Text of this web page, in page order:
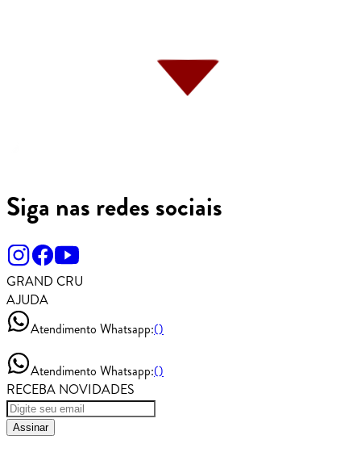
Siga nas redes sociais
GRAND CRU
AJUDA
Atendimento Whatsapp:()
Atendimento Whatsapp:()
RECEBA NOVIDADES
Assinar